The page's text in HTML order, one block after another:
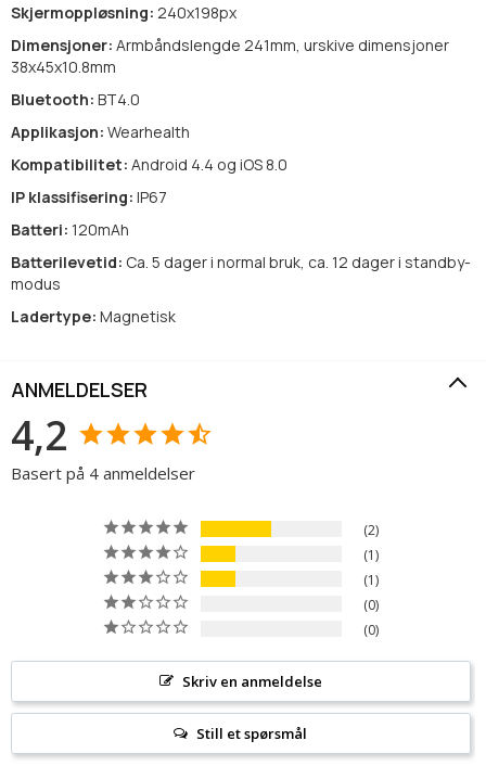
Skjermoppløsning: 240x198px
Dimensjoner: Armbåndslengde 241mm, urskive dimensjoner
38x45x10.8mm
Bluetooth: BT4.0
Applikasjon: Wearhealth
Kompatibilitet: Android 4.4 og iOS 8.0
IP klassifisering: IP67
Batteri: 120mAh
Batterilevetid: Ca. 5 dager i normal bruk, ca. 12 dager i standby-
modus
Ladertype: Magnetisk
ANMELDELSER
4,2
Basert på 4 anmeldelser
2
1
1
0
0
Skriv en anmeldelse
Still et spørsmål